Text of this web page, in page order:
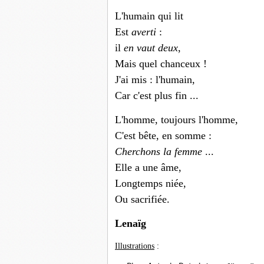
L'humain qui lit
Est averti :
il en vaut deux,
Mais quel chanceux !
J'ai mis : l'humain,
Car c'est plus fin ...
L'homme, toujours l'homme,
C'est bête, en somme :
Cherchons la femme ...
Elle a une âme,
Longtemps niée,
Ou sacrifiée.
Lenaïg
Illustrations :